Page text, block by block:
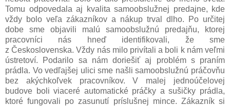
Tomu odpovedala aj kvalita samoobslužnej predajne, kde
vždy bolo veľa zákazníkov a nákup trval dlho. Po určitej
dobe sme objavili malú samoobslužnú predajňu, ktorej
pracovníci nás hneď identifikovali, že sme
z Československa. Vždy nás milo privítali a boli k nám veľmi
ústretoví. Podarilo sa nám doriešiť aj problém s praním
prádla. Vo vedľajšej ulici sme našli samoobslužnú práčovňu
bez akýchkoľvek pracovníkov. V malej jednoúčelovej
budove boli viaceré automatické práčky a sušičky prádla,
ktoré fungovali po zasunutí príslušnej mince. Zákazník si